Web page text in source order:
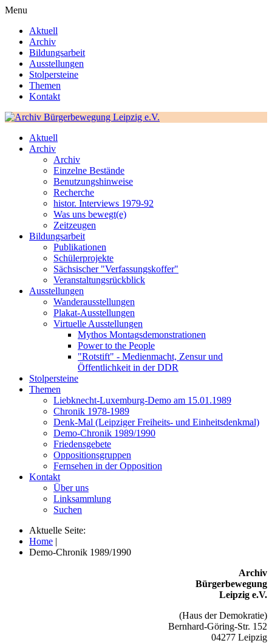
Menu
Aktuell
Archiv
Bildungsarbeit
Ausstellungen
Stolpersteine
Themen
Kontakt
Aktuell
Archiv
Archiv
Einzelne Bestände
Benutzungshinweise
Recherche
histor. Interviews 1979-92
Was uns bewegt(e)
Zeitzeugen
Bildungsarbeit
Publikationen
Schülerprojekte
Sächsischer "Verfassungskoffer"
Veranstaltungsrückblick
Ausstellungen
Wanderausstellungen
Plakat-Ausstellungen
Virtuelle Ausstellungen
Mythos Montagsdemonstrationen
Power to the People
"Rotstift" - Medienmacht, Zensur und
Öffentlichkeit in der DDR
Stolpersteine
Themen
Liebknecht-Luxemburg-Demo am 15.01.1989
Chronik 1978-1989
Denk-Mal (Leipziger Freiheits- und Einheitsdenkmal)
Demo-Chronik 1989/1990
Friedensgebete
Oppositionsgruppen
Fernsehen in der Opposition
Kontakt
Über uns
Linksammlung
Suchen
Aktuelle Seite:
Home |
Demo-Chronik 1989/1990
Archiv
Bürgerbewegung
Leipzig e.V.
(Haus der Demokratie)
Bernhard-Göring-Str. 152
04277 Leipzig